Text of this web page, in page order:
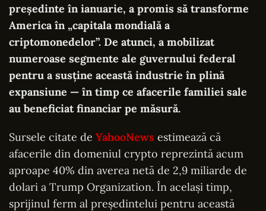
președinte în ianuarie, a promis să transforme
America în „capitala mondială a
criptomonedelor”. De atunci, a mobilizat
numeroase segmente ale guvernului federal
pentru a susține această industrie în plină
expansiune — în timp ce afacerile familiei sale
au beneficiat financiar pe măsură.
Sursele citate de YahooNews estimează că
afacerile din domeniul crypto reprezintă acum
aproape 40% din averea netă de 2,9 miliarde de
dolari a Trump Organization. În același timp,
sprijinul ferm al președintelui pentru această